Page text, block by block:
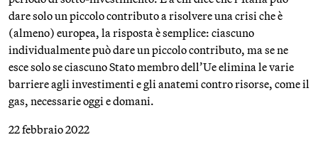
dare solo un piccolo contributo a risolvere una crisi che è
(almeno) europea, la risposta è semplice: ciascuno
individualmente può dare un piccolo contributo, ma se ne
esce solo se ciascuno Stato membro dell’Ue elimina le varie
barriere agli investimenti e gli anatemi contro risorse, come il
gas, necessarie oggi e domani.
22 febbraio 2022